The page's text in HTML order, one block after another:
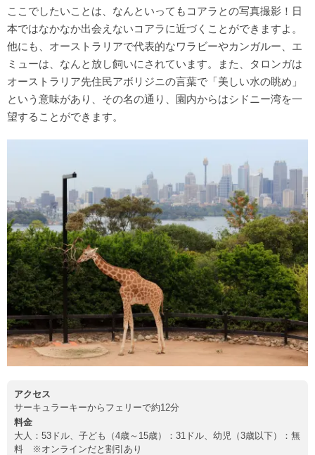
ここでしたいことは、なんといってもコアラとの写真撮影！日
本ではなかなか出会えないコアラに近づくことができますよ。
他にも、オーストラリアで代表的なワラビーやカンガルー、エ
ミューは、なんと放し飼いにされています。また、タロンガは
オーストラリア先住民アボリジニの言葉で「美しい水の眺め」
という意味があり、その名の通り、園内からはシドニー湾を一
望することができます。
アクセス
サーキュラーキーからフェリーで約12分
料金
大人：53ドル、子ども（4歳～15歳）：31ドル、幼児（3歳以下）：無
料 ※オンラインだと割引あり